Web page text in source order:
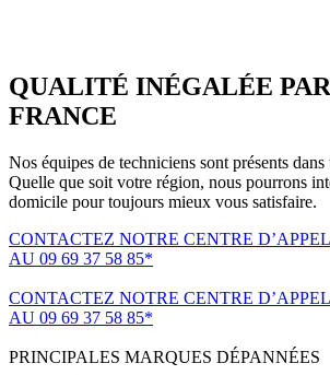
QUALITÉ INÉGALÉE
FRANCE
Nos équipes de techniciens sont présents
Quelle que soit votre région, nous pourrons
domicile pour toujours mieux vous satisfaire.
CONTACTEZ NOTRE CENTRE
AU 09 69 37 58 85*
CONTACTEZ NOTRE CENTRE
AU 09 69 37 58 85*
PRINCIPALES MARQUES DÉPANNÉES